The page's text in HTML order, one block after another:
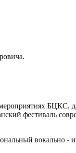
БЦКС,
фестиваль
вокально -